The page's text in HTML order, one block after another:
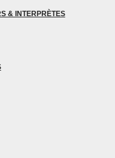
& INTERPRÈTES